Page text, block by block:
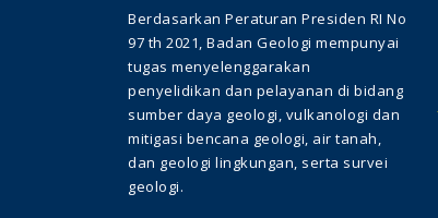
Berdasarkan Peraturan Presiden RI No
97 th 2021, Badan Geologi mempunyai
tugas menyelenggarakan
penyelidikan dan pelayanan di bidang
sumber daya geologi, vulkanologi dan
mitigasi bencana geologi, air tanah,
dan geologi lingkungan, serta survei
geologi.